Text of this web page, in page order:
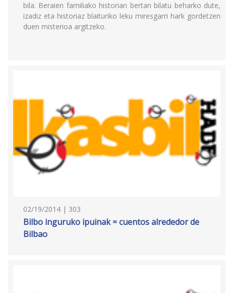
bila. Beraien familiako historian bertan bilatu beharko dute,
izadiz eta historiaz blaituriko leku miresgarri hark gordetzen
duen misterioa argitzeko.
02/19/2014 | 303
Bilbo inguruko ipuinak = cuentos alrededor de
Bilbao